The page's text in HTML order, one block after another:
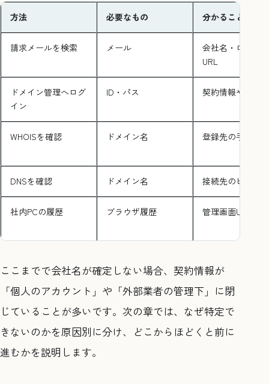
方法 必要なもの 分かること
請求メールを検索 メール
会社名・ログイ
URL
ドメイン管理へログ
イン
ID・パス 契約情報や設定
WHOISを確認 ドメイン名 登録先の手掛か
DNSを確認 ドメイン名 接続先のヒント
社内PCの履歴 ブラウザ履歴 管理画面URL
ここまでで会社名が確定しない場合、契約情報が
「個人のアカウント」や「外部業者の管理下」に閉
じていることが多いです。次の章では、なぜ特定で
きないのかを原因別に分け、どこからほどくと前に
進むかを説明します。